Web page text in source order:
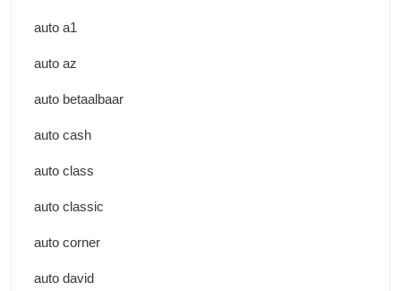
auto a1
auto az
auto betaalbaar
auto cash
auto class
auto classic
auto corner
auto david